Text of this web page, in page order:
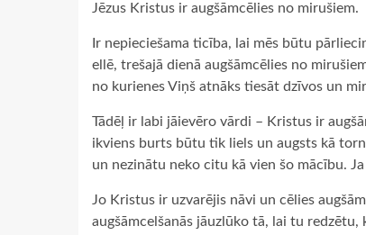
Jēzus Kristus ir augšāmcēlies no mirušiem.
Ir nepieciešama ticība, lai mēs būtu
ellē, trešajā dienā augšāmcēlies no
no kurienes Viņš atnāks tiesāt dzīvos un
Tādēļ ir labi jāievēro vārdi – Kristus ir
ikviens burts būtu tik liels un augsts kā
un nezinātu neko citu kā vien šo mācību.
Jo Kristus ir uzvarējis nāvi un cēlies
augšāmcelšanās jāuzlūko tā, lai tu